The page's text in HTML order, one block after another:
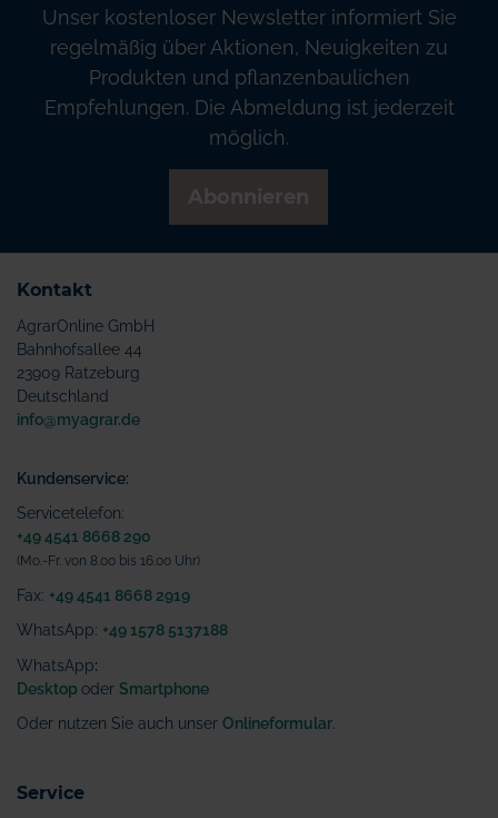
Unser kostenloser Newsletter informiert Sie
regelmäßig über Aktionen, Neuigkeiten zu
Produkten und pflanzenbaulichen
Empfehlungen. Die Abmeldung ist jederzeit
möglich.
Kontakt
AgrarOnline GmbH
Bahnhofsallee 44
23909 Ratzeburg
Deutschland
info@myagrar.de
Kundenservice:
Servicetelefon:
+49 4541 8668 290
(Mo.-Fr. von 8.00 bis 16.00 Uhr)
Fax: +49 4541 8668 2919
WhatsApp: +49 1578 5137188
WhatsApp:
Desktop oder Smartphone
Oder nutzen Sie auch unser Onlineformular
Service